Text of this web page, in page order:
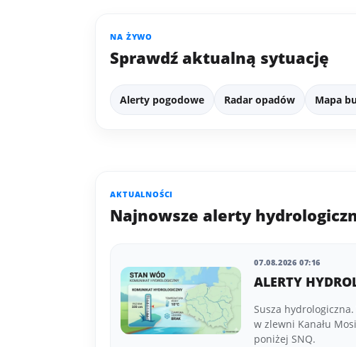
NA ŻYWO
Sprawdź aktualną sytuację
Alerty pogodowe Radar opadów Mapa
AKTUALNOŚCI
Najnowsze alerty
07.08.2026 07:16
ALERTY
Susza
w zlewni Kanału
poniżej SNQ.